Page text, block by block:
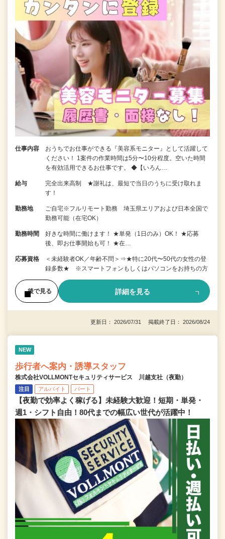
仕事内容
おうちでお仕事ができる『美容系モニター』として活躍して
ください！ 1案件の作業時間は5分〜10分程度。空いた時間
を有効活用できるお仕事です。 ◆【いろん…
給与
完全出来高制 ★謝礼は、最短で当日のうちに受け取れま
す！
勤務地
ご自宅※フルリモート勤務 埼玉県エリアおよび日本全国で
勤務可能（在宅OK）
勤務時間
好きな時間に働けます！ ★単発（1日のみ）OK！ ★応募
後、即お仕事開始も可！ ★在…
応募資格
＜未経験者OK／年齢不問＞⇒★特に20代〜50代の女性の登
録多数★ ※スマートフォンもしくはパソコンをお持ちの方
後で見る 詳細を見る
更新日： 2026/07/31 掲載終了日： 2026/08/24
NEW
歩行者へ案内・誘導スタッフ
株式会社VOLLMONTセキュリティサービス 川越支社（夜勤）
注目 アルバイト パート
【夜勤で効率よく稼げる】未経験大歓迎！短期・単発・
週1・シフト自由！80代までの幅広い世代が活躍中！